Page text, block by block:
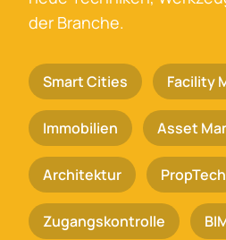
der Branche.
Smart Cities Facility
Immobilien Asset
Architektur PropTech
Zugangskontrolle